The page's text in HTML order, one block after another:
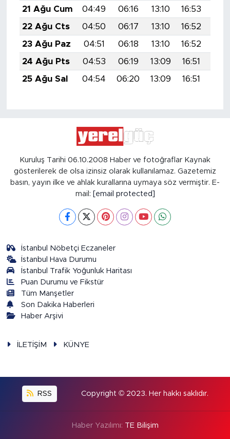
21 Ağu Cum
04:49 06:16 13:10 16:53
22 Ağu Cts
04:50 06:17 13:10 16:52
23 Ağu Paz
04:51 06:18 13:10 16:52
24 Ağu Pts
04:53 06:19 13:09 16:51
25 Ağu Sal
04:54 06:20 13:09 16:51
Kuruluş Tarihi 06.10.2008 Haber ve fotoğraflar Kaynak
gösterilerek de olsa izinsiz olarak kullanılamaz. Gazetemiz
basın, yayın ilke ve ahlak kurallarına uymaya söz vermiştir. E-
mail: [email protected]
İstanbul Nöbetçi Eczaneler
İstanbul Hava Durumu
İstanbul Trafik Yoğunluk Haritası
Puan Durumu ve Fikstür
Tüm Manşetler
Son Dakika Haberleri
Haber Arşivi
İLETİŞİM KÜNYE
RSS Copyright © 2023. Her hakkı saklıdır.
Haber Yazılımı: TE Bilişim